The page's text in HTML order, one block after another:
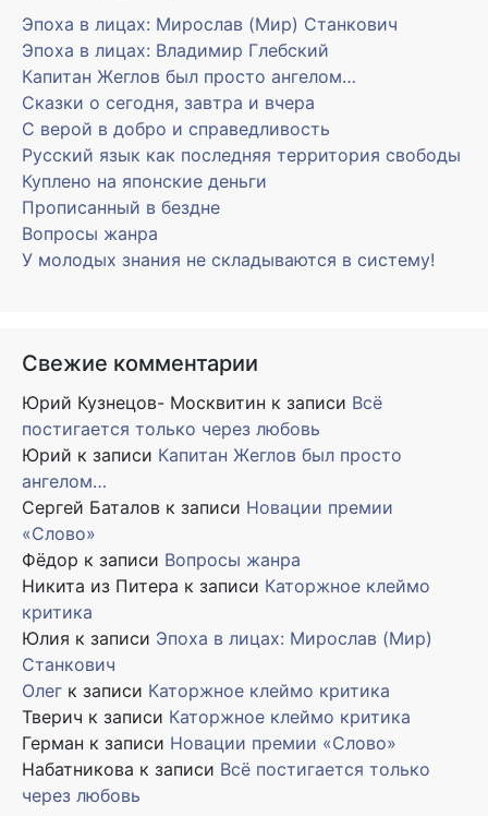
Эпоха в лицах: Мирослав (Мир) Станкович
Эпоха в лицах: Владимир Глебский
Капитан Жеглов был просто ангелом…
Сказки о сегодня, завтра и вчера
С верой в добро и справедливость
Русский язык как последняя территория свободы
Куплено на японские деньги
Прописанный в бездне
Вопросы жанра
У молодых знания не складываются в систему!
Свежие комментарии
Юрий Кузнецов- Москвитин к записи Всё
постигается только через любовь
Юрий к записи Капитан Жеглов был просто
ангелом…
Сергей Баталов к записи Новации премии
«Слово»
Фёдор к записи Вопросы жанра
Никита из Питера к записи Каторжное клеймо
критика
Юлия к записи Эпоха в лицах: Мирослав (Мир)
Станкович
Олег к записи Каторжное клеймо критика
Тверич к записи Каторжное клеймо критика
Герман к записи Новации премии «Слово»
Набатникова к записи Всё постигается только
через любовь